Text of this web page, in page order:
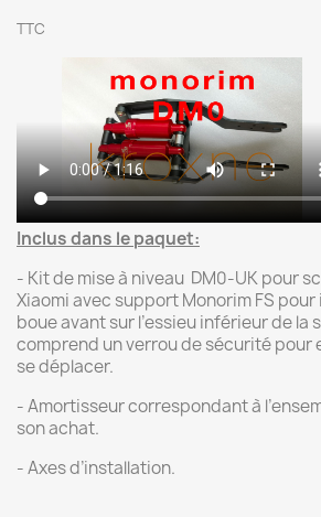
TTC
Inclus dans le paquet:
- Kit de mise à niveau DM0-UK pour
Xiaomi avec support Monorim FS
boue avant sur l’essieu inférieur de la
comprend un verrou de sécurité pour
se déplacer.
- Amortisseur correspondant à
son achat.
- Axes d’installation.